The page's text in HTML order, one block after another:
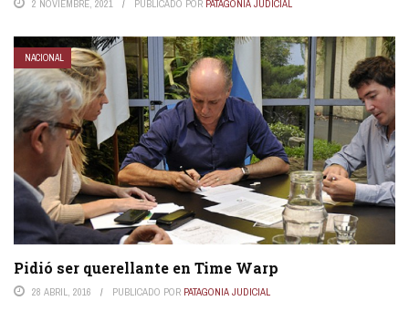
2 NOVIEMBRE, 2021 PUBLICADO POR PATAGONIA JUDICIAL
NACIONAL
Pidió ser querellante en Time Warp
28 ABRIL, 2016 PUBLICADO POR PATAGONIA JUDICIAL